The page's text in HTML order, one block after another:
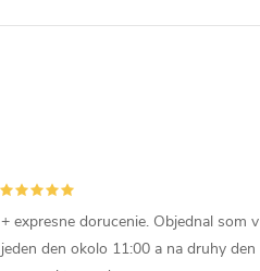
+ expresne dorucenie. Objednal som v
jeden den okolo 11:00 a na druhy den